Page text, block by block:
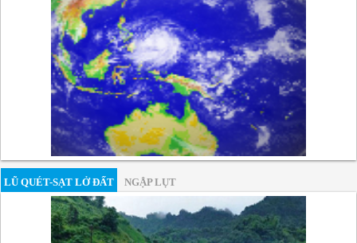
LŨ QUÉT-SẠT LỞ ĐẤT NGẬP LỤT